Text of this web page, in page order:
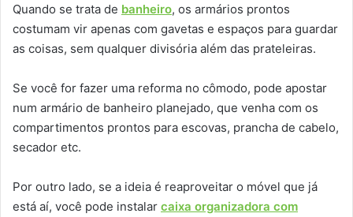
Quando se trata de banheiro, os armários prontos
costumam vir apenas com gavetas e espaços para guardar
as coisas, sem qualquer divisória além das prateleiras.
Se você for fazer uma reforma no cômodo, pode apostar
num armário de banheiro planejado, que venha com os
compartimentos prontos para escovas, prancha de cabelo,
secador etc.
Por outro lado, se a ideia é reaproveitar o móvel que já
está aí, você pode instalar caixa organizadora com